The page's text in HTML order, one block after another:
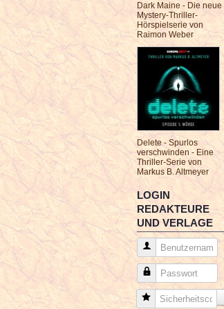
Dark Maine - Die neue
Mystery-Thriller-
Hörspielserie von
Raimon Weber
Delete - Spurlos
verschwinden - Eine
Thriller-Serie von
Markus B. Altmeyer
LOGIN
REDAKTEURE
UND VERLAGE
Benutzername
Passwort
Sicherheitscode